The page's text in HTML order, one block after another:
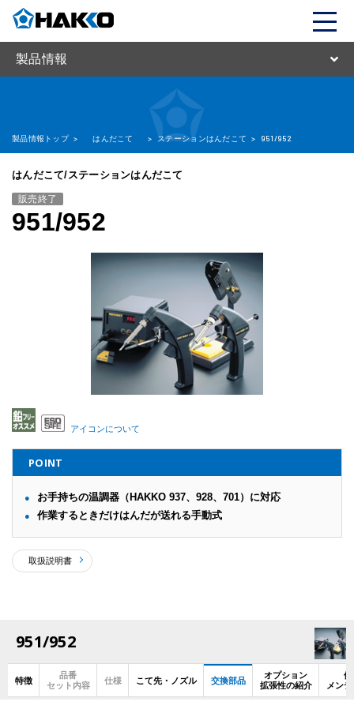
製品情報
製品情報トップ > はんだこて > ステーションはんだこて > 951/952
はんだこて/ステーションはんだこて
販売終了
951/952
アイコンについて
POINT
お手持ちの温調器（HAKKO 937、928、701）に対応
作業するときだけはんだが送れる手動式
取扱説明書
951/952
特徴
品番
セット内容
仕様 こて先・ノズル 交換部品
オプション
拡張性の紹介
使
メン